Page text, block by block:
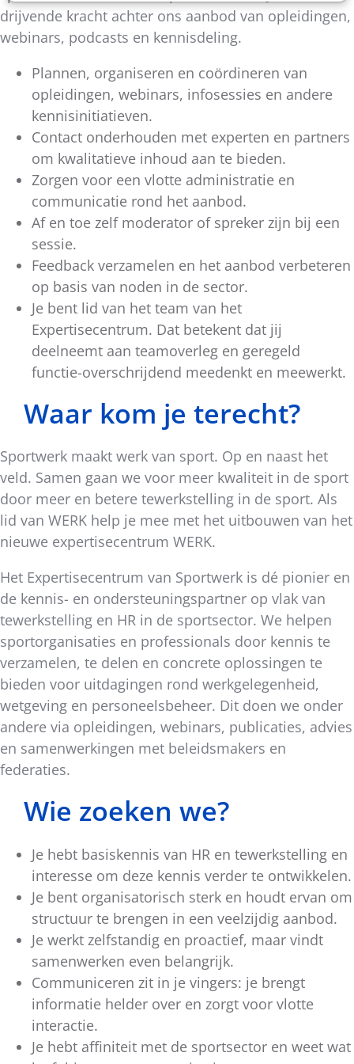
drijvende kracht achter ons aanbod van opleidingen,
webinars, podcasts en kennisdeling.
Plannen, organiseren en coördineren van
opleidingen, webinars, infosessies en andere
kennisinitiatieven.
Contact onderhouden met experten en partners
om kwalitatieve inhoud aan te bieden.
Zorgen voor een vlotte administratie en
communicatie rond het aanbod.
Af en toe zelf moderator of spreker zijn bij een
sessie.
Feedback verzamelen en het aanbod verbeteren
op basis van noden in de sector.
Je bent lid van het team van het
Expertisecentrum. Dat betekent dat jij
deelneemt aan teamoverleg en geregeld
functie-overschrijdend meedenkt en meewerkt.
Waar kom je terecht?
Sportwerk maakt werk van sport. Op en naast het
veld. Samen gaan we voor meer kwaliteit in de sport
door meer en betere tewerkstelling in de sport. Als
lid van WERK help je mee met het uitbouwen van het
nieuwe expertisecentrum WERK.
Het Expertisecentrum van Sportwerk is dé pionier en
de kennis- en ondersteuningspartner op vlak van
tewerkstelling en HR in de sportsector. We helpen
sportorganisaties en professionals door kennis te
verzamelen, te delen en concrete oplossingen te
bieden voor uitdagingen rond werkgelegenheid,
wetgeving en personeelsbeheer. Dit doen we onder
andere via opleidingen, webinars, publicaties, advies
en samenwerkingen met beleidsmakers en
federaties.
Wie zoeken we?
Je hebt basiskennis van HR en tewerkstelling en
interesse om deze kennis verder te ontwikkelen.
Je bent organisatorisch sterk en houdt ervan om
structuur te brengen in een veelzijdig aanbod.
Je werkt zelfstandig en proactief, maar vindt
samenwerken even belangrijk.
Communiceren zit in je vingers: je brengt
informatie helder over en zorgt voor vlotte
interactie.
Je hebt affiniteit met de sportsector en weet wat